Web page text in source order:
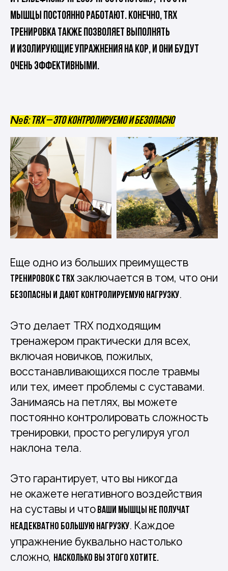
мышцы постоянно работают. Конечно, TRX
тренировка также позволяет выполнять
и изолирующие упражнения на кор, и они будут
очень эффективными.
№6: TRX – это контролируемо и безопасно
Еще одно из больших преимуществ
тренировок с TRX заключается в том, что они
безопасны и дают контролируемую нагрузку.
Это делает TRX подходящим
тренажером практически для всех,
включая новичков, пожилых,
восстанавливающихся после травмы
или тех, имеет проблемы с суставами.
Занимаясь на петлях, вы можете
постоянно контролировать сложность
тренировки, просто регулируя угол
наклона тела.
Это гарантирует, что вы никогда
не окажете негативного воздействия
на суставы и что ваши мышцы не получат
неадекватно большую нагрузку. Каждое
упражнение буквально настолько
сложно, насколько вы этого хотите.